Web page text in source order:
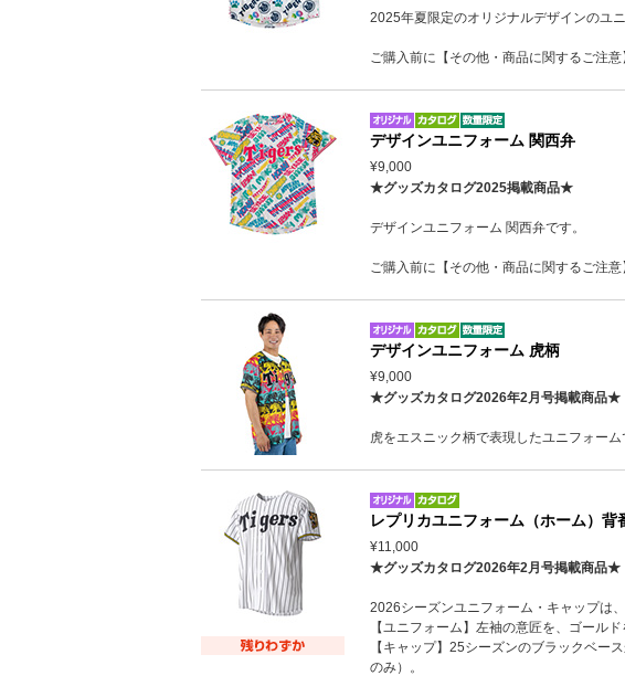
2025年夏限定のオリジナルデザインのユニ
ご購入前に【その他・商品に関するご注意
デザインユニフォーム 関西弁
¥9,000
★グッズカタログ2025掲載商品★
デザインユニフォーム 関西弁です。
ご購入前に【その他・商品に関するご注意
デザインユニフォーム 虎柄
¥9,000
★グッズカタログ2026年2月号掲載商品★
虎をエスニック柄で表現したユニフォーム
レプリカユニフォーム（ホーム）背
¥11,000
★グッズカタログ2026年2月号掲載商品★
2026シーズンユニフォーム・キャップは
【ユニフォーム】左袖の意匠を、ゴール
【キャップ】25シーズンのブラックベー
のみ）。